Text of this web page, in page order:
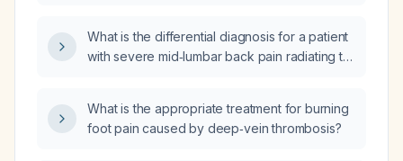
count 250,000, what is the most likely
diagnosis, differential diagnoses, and
bilateral lower quadrant tenderness?
What is the differential diagnosis for a patient
with severe mid‑lumbar back pain radiating to
What is the appropriate treatment for burning
foot pain caused by deep‑vein thrombosis?